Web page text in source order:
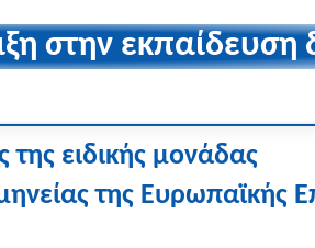
στην εκπαίδευση
της ειδικής μονάδας
της Ευρωπαϊκής